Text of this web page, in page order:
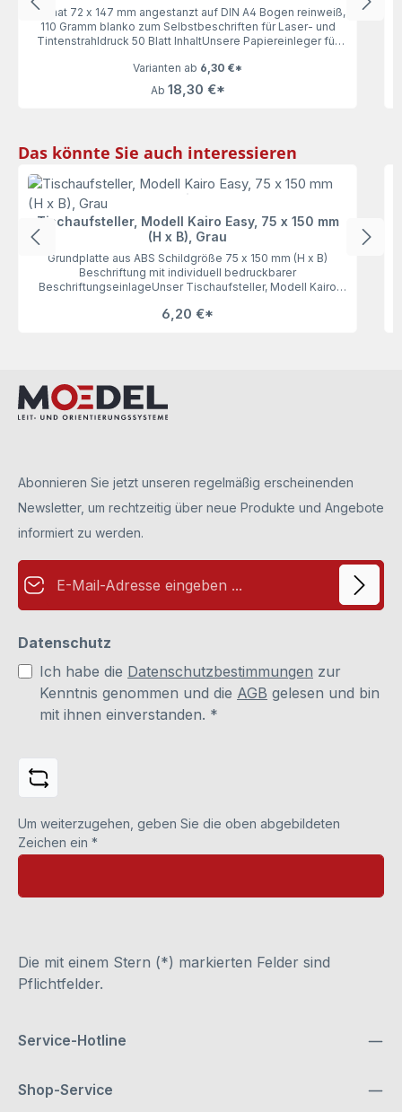
Format 72 x 147 mm angestanzt auf DIN A4 Bogen reinweiß,
110 Gramm blanko zum Selbstbeschriften für Laser- und
Tintenstrahldruck 50 Blatt InhaltUnsere Papiereinleger für
lassen keine Wünsche offen. Mit 110 Gramm haben die
Einleger genau die richtige Stärke zum bequemen
Ausdrucken und Einlegen. Vorgestanzt auf DIN A4 wird die
Varianten ab 6,30 €*
Ab 18,30 €*
Produktgalerie überspringen
Das könnte Sie auch interessieren
Tischaufsteller, Modell Kairo Easy, 75 x 150 mm
(H x B), Grau
Grundplatte aus ABS Schildgröße 75 x 150 mm (H x B)
Beschriftung mit individuell bedruckbarer
BeschriftungseinlageUnser Tischaufsteller, Modell Kairo
Optik und seinen günstigen Preis. Die
und können separat unter Zubehör bestellt werden.
6,20 €*
Abonnieren Sie jetzt unseren regelmäßig erscheinenden
Newsletter, um rechtzeitig über neue Produkte und Angebote
informiert zu werden.
E-Mail-Adresse*
Datenschutz
Ich habe die Datenschutzbestimmungen zur
Kenntnis genommen und die AGB gelesen und bin
mit ihnen einverstanden. *
Um weiterzugehen, geben Sie die oben abgebildeten
Zeichen ein *
Die mit einem Stern (*) markierten Felder sind
Pflichtfelder.
Service-Hotline
Shop-Service